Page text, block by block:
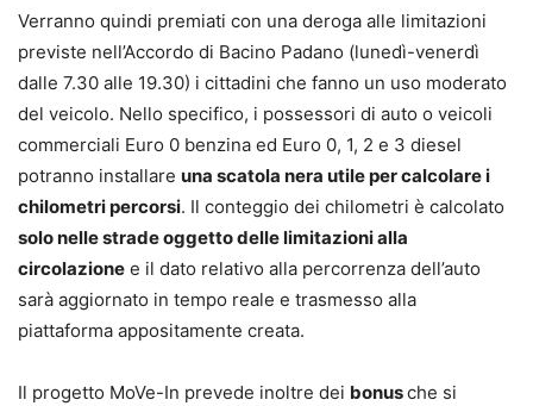
Verranno quindi premiati con una deroga alle limitazioni
previste nell’Accordo di Bacino Padano (lunedì-venerdì
dalle 7.30 alle 19.30) i cittadini che fanno un uso moderato
del veicolo. Nello specifico, i possessori di auto o veicoli
commerciali Euro 0 benzina ed Euro 0, 1, 2 e 3 diesel
potranno installare una scatola nera utile per calcolare i
chilometri percorsi. Il conteggio dei chilometri è calcolato
solo nelle strade oggetto delle limitazioni alla
circolazione e il dato relativo alla percorrenza dell’auto
sarà aggiornato in tempo reale e trasmesso alla
piattaforma appositamente creata.
Il progetto MoVe-In prevede inoltre dei bonusche si